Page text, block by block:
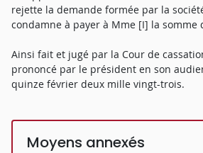
rejette la demande formée par la
condamne à payer à Mme [I] la somme
Ainsi fait et jugé par la Cour de
prononcé par le président en son
quinze février deux mille vingt-trois.
Moyens annexés